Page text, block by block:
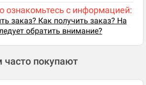
ознакомьтесь с информацией:
заказ? Как получить заказ? На
обратить внимание?
покупают